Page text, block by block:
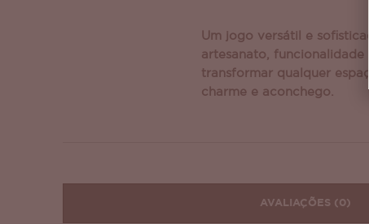
Um jogo versátil e
artesanato, funcionalidade
transformar qualquer
charme e aconchego.
AVALIAÇÕES (0)